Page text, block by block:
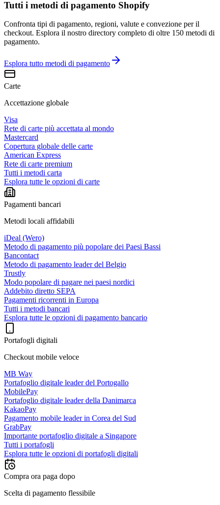
Tutti i metodi di pagamento Shopify
Confronta tipi di pagamento, regioni, valute e convezione per il
checkout. Esplora il nostro directory completo di oltre 150 metodi di
pagamento.
Esplora tutto metodi di pagamento
Carte
Accettazione globale
Visa
Rete di carte più accettata al mondo
Mastercard
Copertura globale delle carte
American Express
Rete di carte premium
Tutti i metodi carta
Esplora tutte le opzioni di carte
Pagamenti bancari
Metodi locali affidabili
iDeal (Wero)
Metodo di pagamento più popolare dei Paesi Bassi
Bancontact
Metodo di pagamento leader del Belgio
Trustly
Modo popolare di pagare nei paesi nordici
Addebito diretto SEPA
Pagamenti ricorrenti in Europa
Tutti i metodi bancari
Esplora tutte le opzioni di pagamento bancario
Portafogli digitali
Checkout mobile veloce
MB Way
Portafoglio digitale leader del Portogallo
MobilePay
Portafoglio digitale leader della Danimarca
KakaoPay
Pagamento mobile leader in Corea del Sud
GrabPay
Importante portafoglio digitale a Singapore
Tutti i portafogli
Esplora tutte le opzioni di portafogli digitali
Compra ora paga dopo
Scelta di pagamento flessibile